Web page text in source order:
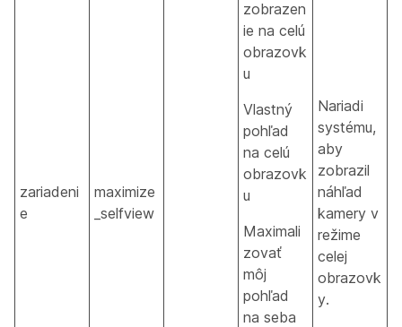
zariadeni
e
maximize
_selfview
zobrazen
ie na celú
obrazovk
u
Vlastný
pohľad
na celú
obrazovk
u
Maximali
zovať
môj
pohľad
na seba
Nariadi
systému,
aby
zobrazil
náhľad
kamery v
režime
celej
obrazovk
y.